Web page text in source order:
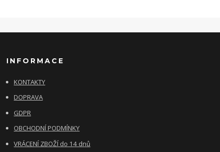
INFORMACE
KONTAKTY
DOPRAVA
GDPR
OBCHODNÍ PODMÍNKY
VRÁCENÍ ZBOŽÍ do 14 dnů